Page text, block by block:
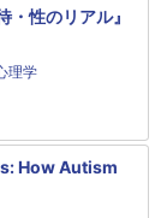
性のリアル』
理学
How Autism